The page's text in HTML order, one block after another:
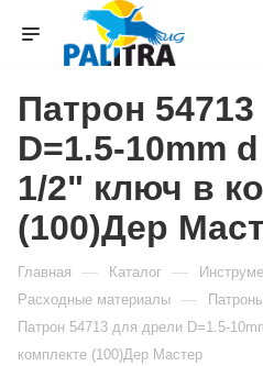
Патрон
D=1.5-10mm
1/2" ключ в
(100)Дер
Главная — Каталог —
Расходные материалы —
Патрон 54713 для дрели D=1.5-
комплекте (100)Дер Мастер